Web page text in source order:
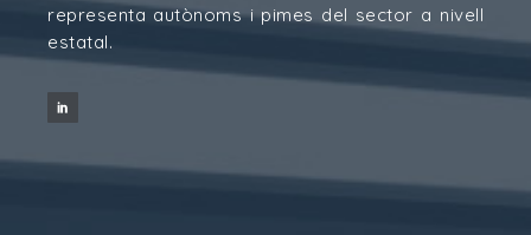
representa autònoms i pimes del sector a nivell
estatal.